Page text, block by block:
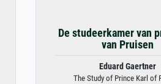
De studeerkamer van
van Pruisen
Eduard Gaertner
The Study of Prince Karl of